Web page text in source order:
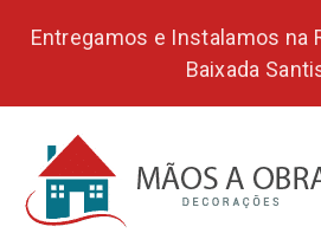
Entregamos e Instalamos na
Baixada